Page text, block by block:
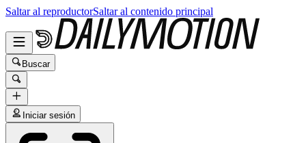
Saltar al reproductorSaltar al contenido principal
Buscar
Iniciar sesión